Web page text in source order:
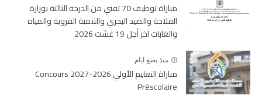
مباراة توظيف 70 تقني من الدرجة الثالثة بوزارة
الفلاحة والصيد البحري والتنمية القروية والمياه
والغابات آخر أجل 19 غشت 2026
منذ بضع ايام
مباراة التعليم الأولي 2026-2027 Concours
Préscolaire